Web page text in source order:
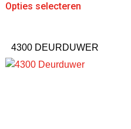
Opties selecteren
4300 DEURDUWER